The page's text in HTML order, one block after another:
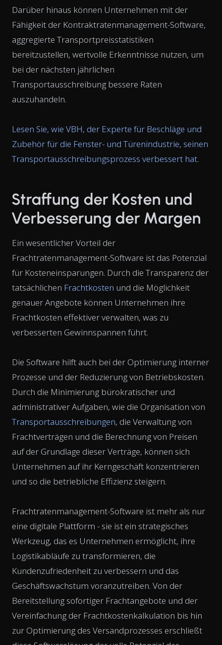
Darüber hinaus können Unternehmen mit der
Fähigkeit der Kontraktratenmanagement-Software,
aggregierte Transportpreisstatistiken
bereitzustellen, wertvolle Erkenntnisse nutzen, um
bei der nächsten jährlichen
Transportausschreibung bessere Raten
auszuhandeln.
Lesen Sie, wie VBH, der Experte für Beschläge und
Zubehör für die Fenster- und Türenindustrie, seinen
Transportausschreibungsprozess verbessert hat.
Straffung der Kosten und
Verbesserung der Margen
Ein wesentlicher Vorteil der
Frachtratenmanagement-Software ist das Potenzial
für Kosteneinsparungen. Durch die Transparenz der
tatsächlichen Frachtkosten und die Möglichkeit
genauer Angebote können Unternehmen ihre
Frachtkosten effektiver verwalten, was zu
verbesserten Gewinnspannen führt.
Die Software hilft auch bei der Optimierung interner
Prozesse und der Reduzierung von Betriebskosten.
Durch die Minimierung bürokratischer und
administrativer Aufgaben, wie die Organisation von
Transportausschreibungen, die Verwaltung von
Frachtverträgen und die Berechnung von Preisen
auf der Grundlage dieser Verträge, können sich
Unternehmen auf ihr Kerngeschäft konzentrieren
und so die betriebliche Effizienz steigern.
Frachtratenmanagement-Software ist mehr als nur
eine digitale Plattform - sie ist ein strategisches
Werkzeug, das es Unternehmen ermöglicht, ihre
Logistikabläufe zu transformieren, die
Kundenzufriedenheit zu verbessern und das
Geschäftswachstum voranzutreiben. Von der
Bereitstellung sofortiger Frachtangebote und der
Vereinfachung der Frachtkostenkalkulation bis hin
zur Optimierung des Versandprozesses erschließt